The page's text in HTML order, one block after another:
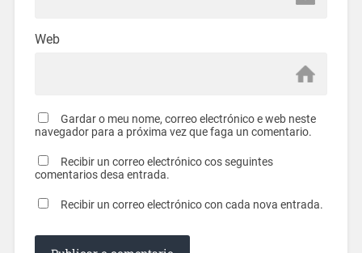
Web
Gardar o meu nome, correo electrónico e web neste
navegador para a próxima vez que faga un comentario.
Recibir un correo electrónico cos seguintes
comentarios desa entrada.
Recibir un correo electrónico con cada nova entrada.